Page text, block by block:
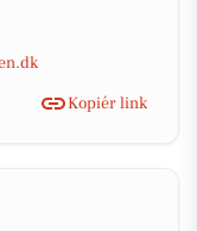
Kopiér link